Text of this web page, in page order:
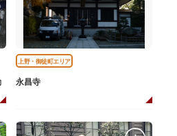
上野・御徒町エリア
永昌寺